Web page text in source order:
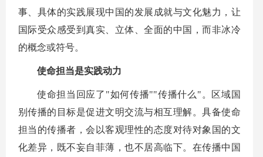
事、具体的实践展现中国的发展成就与文化魅力，让
国际受众感受到真实、立体、全面的中国，而非冰冷
的概念或符号。
使命担当是实践动力
使命担当回应了"如何传播""传播什么"。区域国
别传播的目标是促进文明交流与相互理解。具备使命
担当的传播者，会以客观理性的态度对待对象国的文
化差异，既不妄自菲薄，也不居高临下。在传播中国